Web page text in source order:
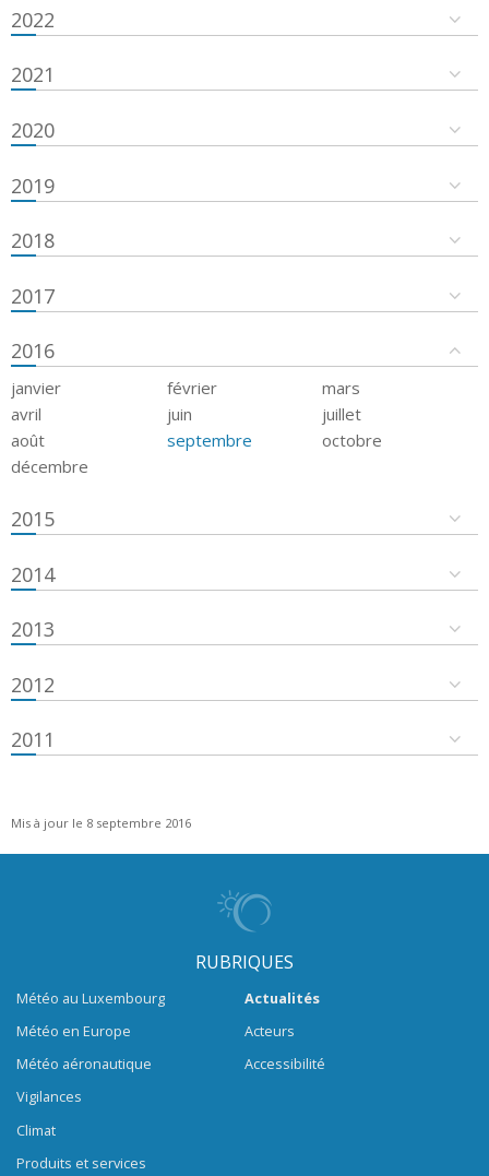
2022
2021
2020
2019
2018
2017
2016
janvier février
mars
avril
juin
juillet
août
septembre
octobre
décembre
2015
2014
2013
2012
2011
Mis à jour le 8 septembre 2016
RUBRIQUES
Météo au Luxembourg
Météo en Europe
Météo aéronautique
Vigilances
Climat
Produits et services
Actualités
Acteurs
Accessibilité